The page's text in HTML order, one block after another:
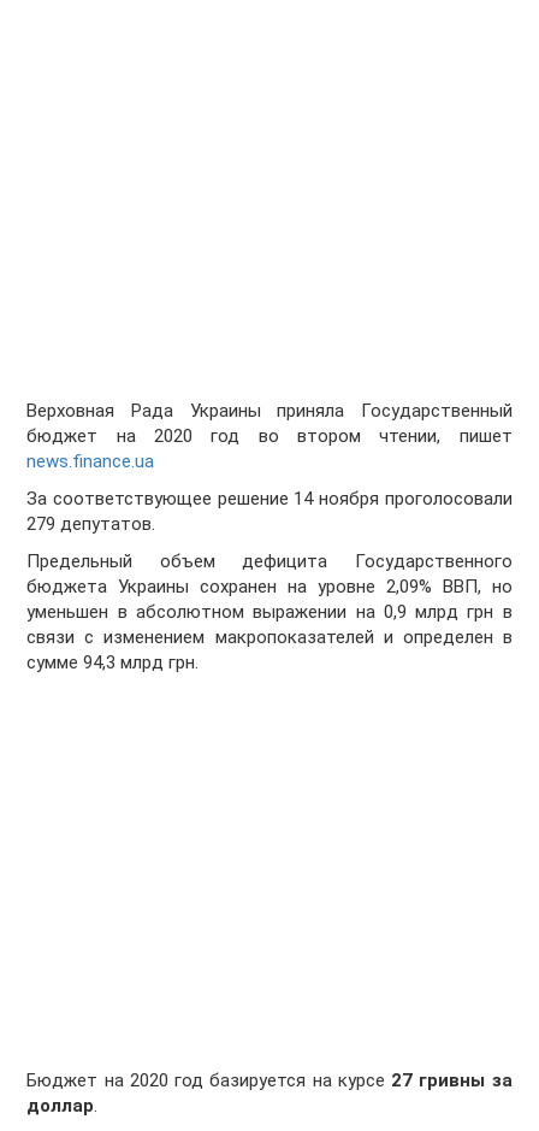
Верховная Рада Украины приняла Государственный
бюджет на 2020 год во втором чтении, пишет
news.finance.ua
За соответствующее решение 14 ноября проголосовали
279 депутатов.
Предельный объем дефицита Государственного
бюджета Украины сохранен на уровне 2,09% ВВП, но
уменьшен в абсолютном выражении на 0,9 млрд грн в
связи с изменением макропоказателей и определен в
сумме 94,3 млрд грн.
Бюджет на 2020 год базируется на курсе 27 гривны за
доллар.